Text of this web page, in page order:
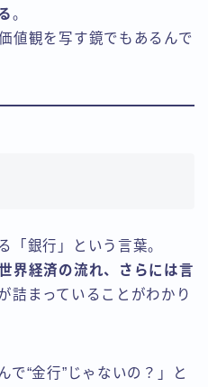
。
値観を写す鏡でもあるんで
「銀行」という言葉。
界経済の流れ、さらには言
詰まっていることがわかり
で“金行”じゃないの？」と